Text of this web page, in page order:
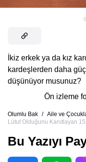
İkiz erkek ya da kız
kardeşlerden daha
düşünüyor musunuz?
Ön izleme
Olumlu Bak / Aile ve
Lütuf Olduğunu Kanıtlayan
Bu Yazıyı